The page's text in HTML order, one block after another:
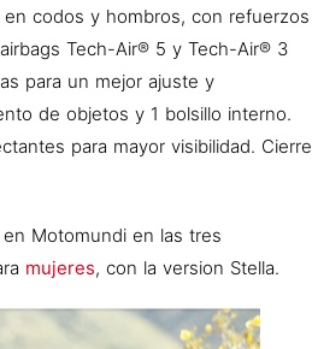
codos y hombros, con refuerzos
Tech-Air® 5 y Tech-Air® 3
para un mejor ajuste y
de objetos y 1 bolsillo interno.
para mayor visibilidad. Cierre
Motomundi en las tres
mujeres, con la version Stella.